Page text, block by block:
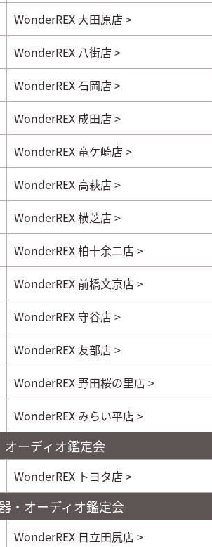
WonderREX 大田原店 >
WonderREX 八街店 >
WonderREX 石岡店 >
WonderREX 成田店 >
WonderREX 竜ケ崎店 >
WonderREX 高萩店 >
WonderREX 横芝店 >
WonderREX 柏十余二店 >
WonderREX 前橋文京店 >
WonderREX 守谷店 >
WonderREX 友部店 >
WonderREX 野田桜の里店 >
WonderREX みらい平店 >
オーディオ鑑定会
WonderREX トヨタ店 >
・オーディオ鑑定会
WonderREX 日立田尻店 >